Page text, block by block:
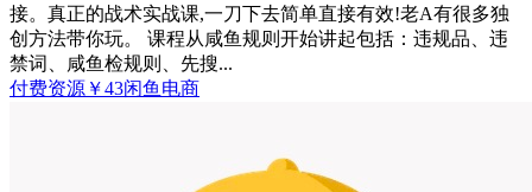
接。真正的战术实战课,一刀下去简单直接有效!老A有很多独
创方法带你玩。 课程从咸鱼规则开始讲起包括：违规品、违
禁词、咸鱼检规则、先搜...
付费资源 ￥43闲鱼电商